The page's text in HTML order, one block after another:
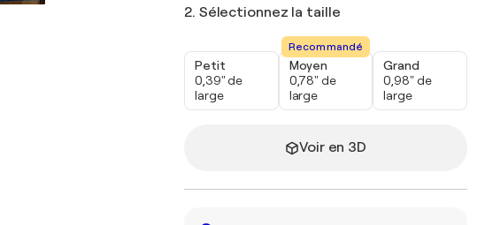
2. Sélectionnez la taille
Petit
0,39" de
large
Recommandé
Moyen
0,78" de
large
Grand
0,98" de
large
Voir en 3D